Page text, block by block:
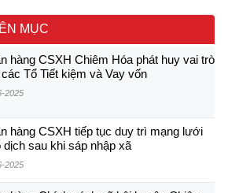
MỤC
hàng CSXH Chiêm Hóa phát huy vai trò
Tổ Tiết kiệm và Vay vốn
2025
hàng CSXH tiếp tục duy trì mạng lưới
dịch sau khi sáp nhập xã
2025